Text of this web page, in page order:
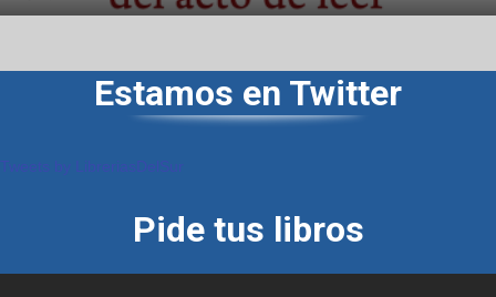
Estamos en Twitter
Pide tus libros